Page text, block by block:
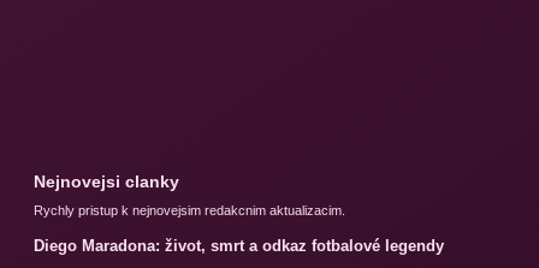
Nejnovejsi clanky
Rychly pristup k nejnovejsim redakcnim aktualizacim.
Diego Maradona: život, smrt a odkaz fotbalové legendy